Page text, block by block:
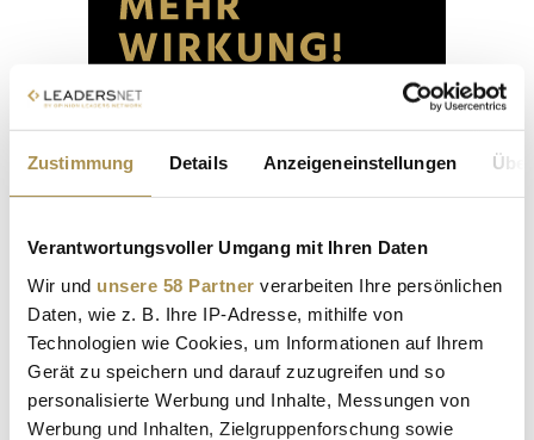
Zustimmung Details Anzeigeneinstellungen
Verantwortungsvoller Umgang mit Ihren Daten
Wir und unsere 58 Partner verarbeiten Ihre persönlichen
Daten, wie z. B. Ihre IP-Adresse, mithilfe von
Technologien wie Cookies, um Informationen auf Ihrem
Gerät zu speichern und darauf zuzugreifen und so
personalisierte Werbung und Inhalte, Messungen von
Werbung und Inhalten, Zielgruppenforschung sowie